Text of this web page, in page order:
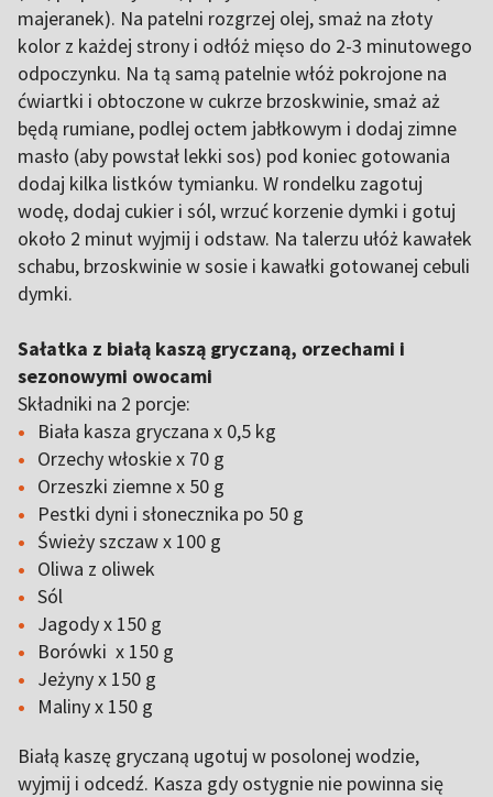
majeranek). Na patelni rozgrzej olej, smaż na złoty
kolor z każdej strony i odłóż mięso do 2-3 minutowego
odpoczynku. Na tą samą patelnie włóż pokrojone na
ćwiartki i obtoczone w cukrze brzoskwinie, smaż aż
będą rumiane, podlej octem jabłkowym i dodaj zimne
masło (aby powstał lekki sos) pod koniec gotowania
dodaj kilka listków tymianku. W rondelku zagotuj
wodę, dodaj cukier i sól, wrzuć korzenie dymki i gotuj
około 2 minut wyjmij i odstaw. Na talerzu ułóż kawałek
schabu, brzoskwinie w sosie i kawałki gotowanej cebuli
dymki.
Sałatka z białą kaszą gryczaną, orzechami i
sezonowymi owocami
Składniki na 2 porcje:
Biała kasza gryczana x 0,5 kg
Orzechy włoskie x 70 g
Orzeszki ziemne x 50 g
Pestki dyni i słonecznika po 50 g
Świeży szczaw x 100 g
Oliwa z oliwek
Sól
Jagody x 150 g
Borówki x 150 g
Jeżyny x 150 g
Maliny x 150 g
Białą kaszę gryczaną ugotuj w posolonej wodzie,
wyjmij i odcedź. Kasza gdy ostygnie nie powinna się